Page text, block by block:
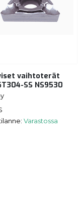
vaihtoterät
SS NS9530
Varastossa